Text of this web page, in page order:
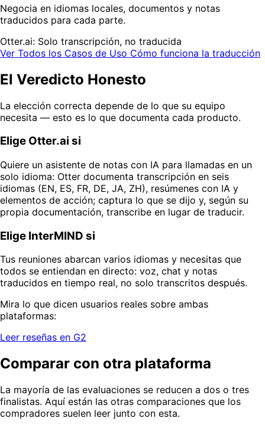
Negocia en idiomas locales, documentos y notas
traducidos para cada parte.
Otter.ai: Solo transcripción, no traducida
Ver Todos los Casos de Uso Cómo funciona la traducción
El Veredicto Honesto
La elección correcta depende de lo que su equipo
necesita — esto es lo que documenta cada producto.
Elige Otter.ai si
Quiere un asistente de notas con IA para llamadas en un
solo idioma: Otter documenta transcripción en seis
idiomas (EN, ES, FR, DE, JA, ZH), resúmenes con IA y
elementos de acción; captura lo que se dijo y, según su
propia documentación, transcribe en lugar de traducir.
Elige InterMIND si
Tus reuniones abarcan varios idiomas y necesitas que
todos se entiendan en directo: voz, chat y notas
traducidos en tiempo real, no solo transcritos después.
Mira lo que dicen usuarios reales sobre ambas
plataformas:
Leer reseñas en G2
Comparar con otra plataforma
La mayoría de las evaluaciones se reducen a dos o tres
finalistas. Aquí están las otras comparaciones que los
compradores suelen leer junto con esta.